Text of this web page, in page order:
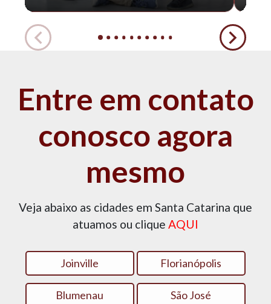
Entre em contato
conosco agora
mesmo
Veja abaixo as cidades em Santa Catarina que
atuamos ou clique AQUI
Joinville Florianópolis
Blumenau São José